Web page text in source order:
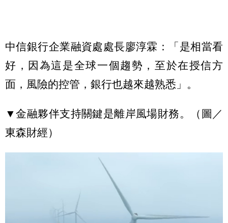
中信銀行企業融資處處長廖淳霖：「是相當看
好，因為這是全球一個趨勢，至於在授信方
面，風險的控管，銀行也越來越熟悉」。
▼金融夥伴支持關鍵是離岸風場財務。（圖／
東森財經）